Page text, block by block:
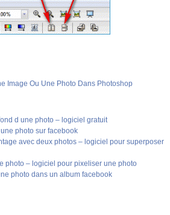
Image Ou Une Photo Dans Photoshop
d une photo – logiciel gratuit
photo sur facebook
avec deux photos – logiciel pour superposer
photo – logiciel pour pixeliser une photo
photo dans un album facebook